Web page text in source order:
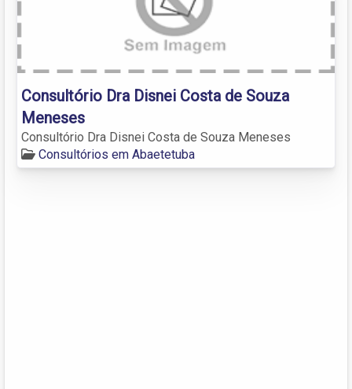
Consultório Dra Disnei Costa de Souza
Meneses
Consultório Dra Disnei Costa de Souza Meneses
Consultórios em Abaetetuba